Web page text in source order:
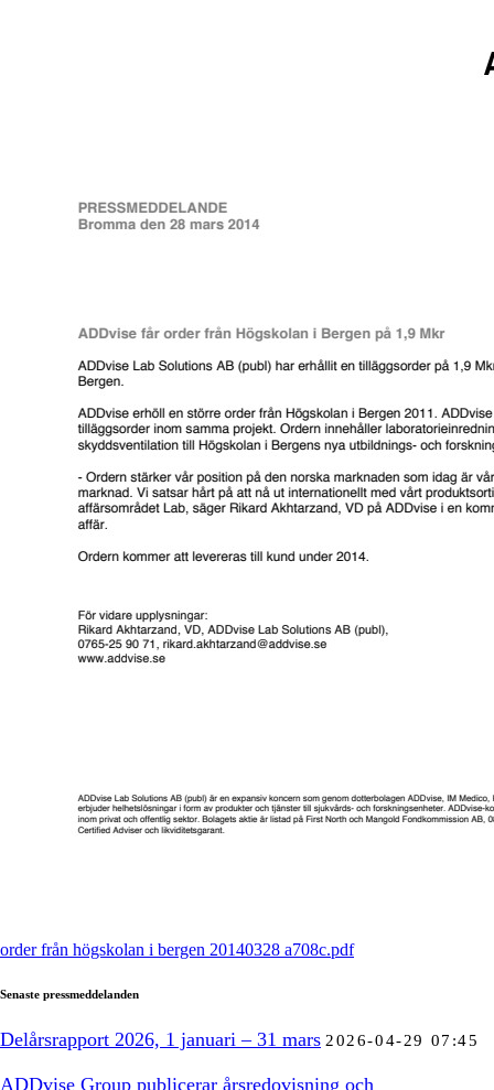
order från högskolan i bergen 20140328 a708c.pdf
Senaste pressmeddelanden
Delårsrapport 2026, 1 januari – 31 mars 2026-04-29 07:45
ADDvise Group publicerar årsredovisning och